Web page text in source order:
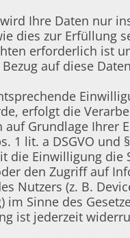
Ihre Daten nur
dies zur Erfüllung
erforderlich ist
auf diese
erfolgt die
auf Grundlage Ihrer
1 lit. a DSGVO und
die Einwilligung die
den Zugriff auf
Nutzers (z. B.
im Sinne des
ist jederzeit